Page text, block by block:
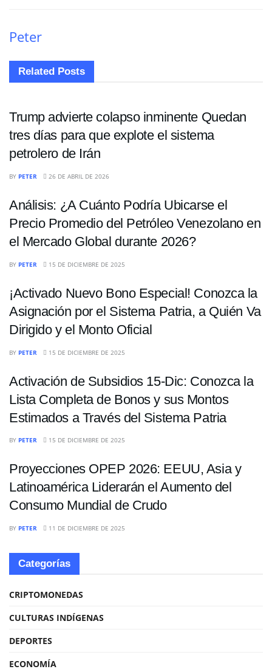
Peter
Related Posts
ECONOMÍA
Trump advierte colapso inminente Quedan
tres días para que explote el sistema
petrolero de Irán
BY PETER 26 DE ABRIL DE 2026
Análisis: ¿A Cuánto Podría Ubicarse el
Precio Promedio del Petróleo Venezolano en
el Mercado Global durante 2026?
BY PETER 15 DE DICIEMBRE DE 2025
¡Activado Nuevo Bono Especial! Conozca la
Asignación por el Sistema Patria, a Quién Va
Dirigido y el Monto Oficial
BY PETER 15 DE DICIEMBRE DE 2025
Activación de Subsidios 15-Dic: Conozca la
Lista Completa de Bonos y sus Montos
Estimados a Través del Sistema Patria
BY PETER 15 DE DICIEMBRE DE 2025
Proyecciones OPEP 2026: EEUU, Asia y
Latinoamérica Liderarán el Aumento del
Consumo Mundial de Crudo
BY PETER 11 DE DICIEMBRE DE 2025
Categorías
CRIPTOMONEDAS
CULTURAS INDÍGENAS
DEPORTES
ECONOMÍA